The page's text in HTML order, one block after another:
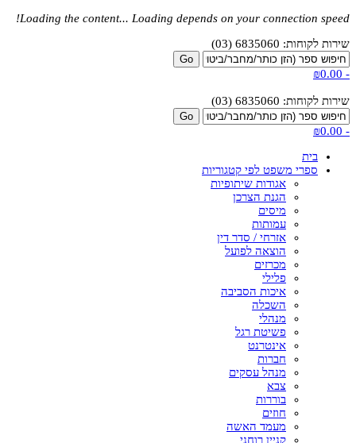
Loading the content... Loading depends on your connection speed!
שירות לקוחות: 6835060 (03)
-
₪0.00
שירות לקוחות: 6835060 (03)
-
₪0.00
בית
ספרי משפט לפי קטגוריות
אגודות שיתופיות
הגנת הצרכן
מיסים
עמותות
אזרחי / סדר דין
הוצאה לפועל
מכרזים
פלילי
איכות הסביבה
השכלה
מנהלי
פשיטת רגל
אינטרנט
חברות
מנהל עסקים
צבא
בוררות
חוזים
מעמד האשה
קניין רוחני